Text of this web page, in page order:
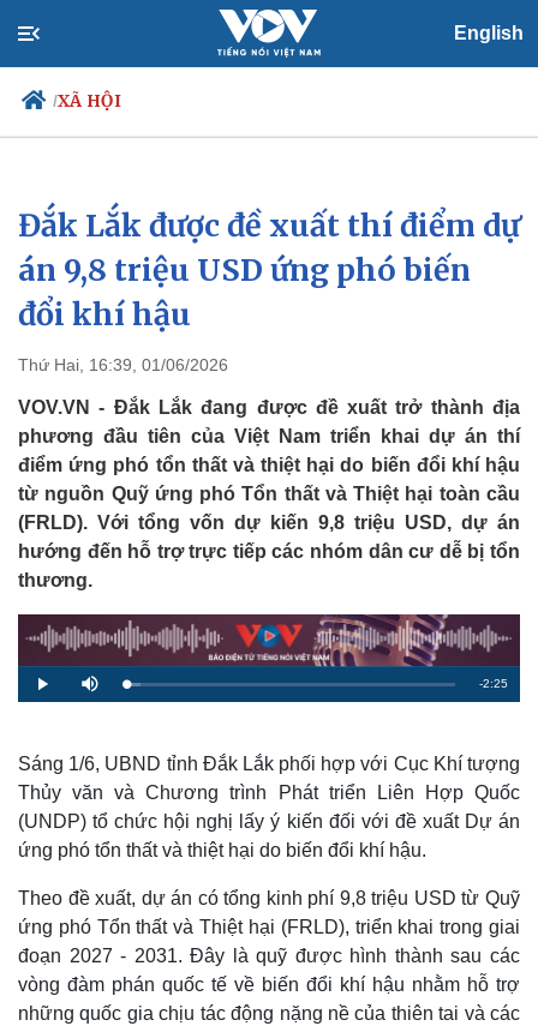
English
/XÃ HỘI
Chính trị
Đảng
Tổ chức nhân sự
Quốc hội
Nhận diện sự thật
Xã hội
Tin 24h
Dự báo thời tiết
Đắk Lắk được đề xuất thí điểm dự
án 9,8 triệu USD ứng phó biến
đổi khí hậu
Thứ Hai, 16:39, 01/06/2026
VOV.VN - Đắk Lắk đang được đề xuất trở thành địa
phương đầu tiên của Việt Nam triển khai dự án thí
điểm ứng phó tổn thất và thiệt hại do biến đổi khí hậu
từ nguồn Quỹ ứng phó Tổn thất và Thiệt hại toàn cầu
(FRLD). Với tổng vốn dự kiến 9,8 triệu USD, dự án
hướng đến hỗ trợ trực tiếp các nhóm dân cư dễ bị tổn
thương.
P
l
M
u
L
o
:
4
2
%
R
a
i
n
g
T
-2:25
Sáng 1/6, UBND tỉnh Đắk Lắk phối hợp với Cục Khí tượng
Thủy văn và Chương trình Phát triển Liên Hợp Quốc
(UNDP) tổ chức hội nghị lấy ý kiến đối với đề xuất Dự án
ứng phó tổn thất và thiệt hại do biến đổi khí hậu.
Theo đề xuất, dự án có tổng kinh phí 9,8 triệu USD từ Quỹ
ứng phó Tổn thất và Thiệt hại (FRLD), triển khai trong giai
đoạn 2027 - 2031. Đây là quỹ được hình thành sau các
vòng đàm phán quốc tế về biến đổi khí hậu nhằm hỗ trợ
những quốc gia chịu tác động nặng nề của thiên tai và các